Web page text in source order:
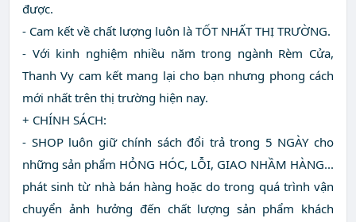
được.
- Cam kết về chất lượng luôn là TỐT NHẤT THỊ TRƯỜNG.
- Với kinh nghiệm nhiều năm trong ngành Rèm Cửa,
Thanh Vy cam kết mang lại cho bạn nhưng phong cách
mới nhất trên thị trường hiện nay.
+ CHÍNH SÁCH:
- SHOP luôn giữ chính sách đổi trả trong 5 NGÀY cho
những sản phẩm HỎNG HÓC, LỖI, GIAO NHẦM HÀNG...
phát sinh từ nhà bán hàng hoặc do trong quá trình vận
chuyển ảnh hưởng đến chất lượng sản phẩm khách